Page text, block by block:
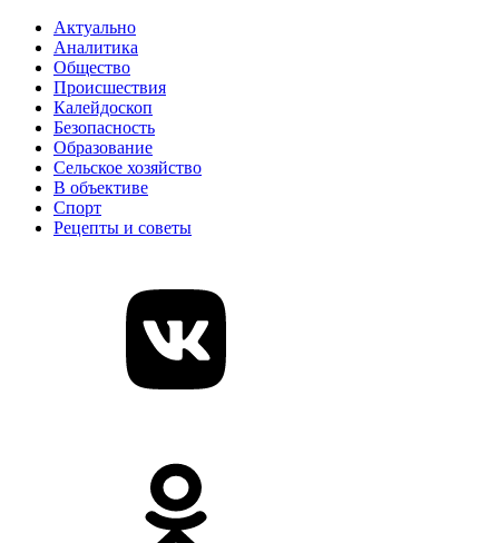
Актуально
Аналитика
Общество
Происшествия
Калейдоскоп
Безопасность
Образование
Сельское хозяйство
В объективе
Спорт
Рецепты и советы